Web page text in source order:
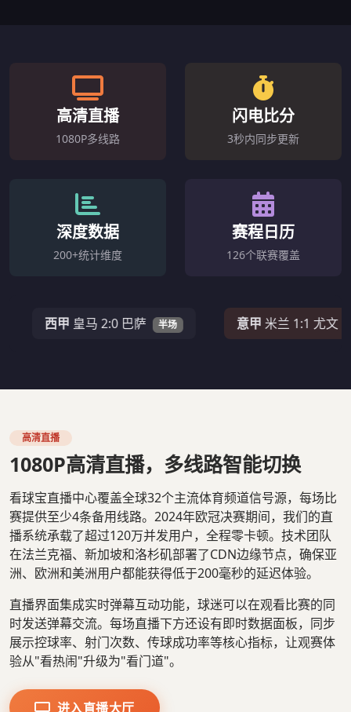
高清直播
1080P多线路
闪电比分
3秒内同步更新
深度数据
200+统计维度
赛程日历
126个联赛覆盖
皇马 2:0 巴萨 半场 米兰 1:1 尤文 67'
高清直播
1080P高清直播，多线路智能切换
看球宝直播中心覆盖全球32个主流体育频道信号源，每场比
赛提供至少4条备用线路。2024年欧冠决赛期间，我们的直
播系统承载了超过120万并发用户，全程零卡顿。技术团队
在法兰克福、新加坡和洛杉矶部署了CDN边缘节点，确保亚
洲、欧洲和美洲用户都能获得低于200毫秒的延迟体验。
直播界面集成实时弹幕互动功能，球迷可以在观看比赛的同
时发送弹幕交流。每场直播下方还设有即时数据面板，同步
展示控球率、射门次数、传球成功率等核心指标，让观赛体
验从"看热闹"升级为"看门道"。
进入直播大厅